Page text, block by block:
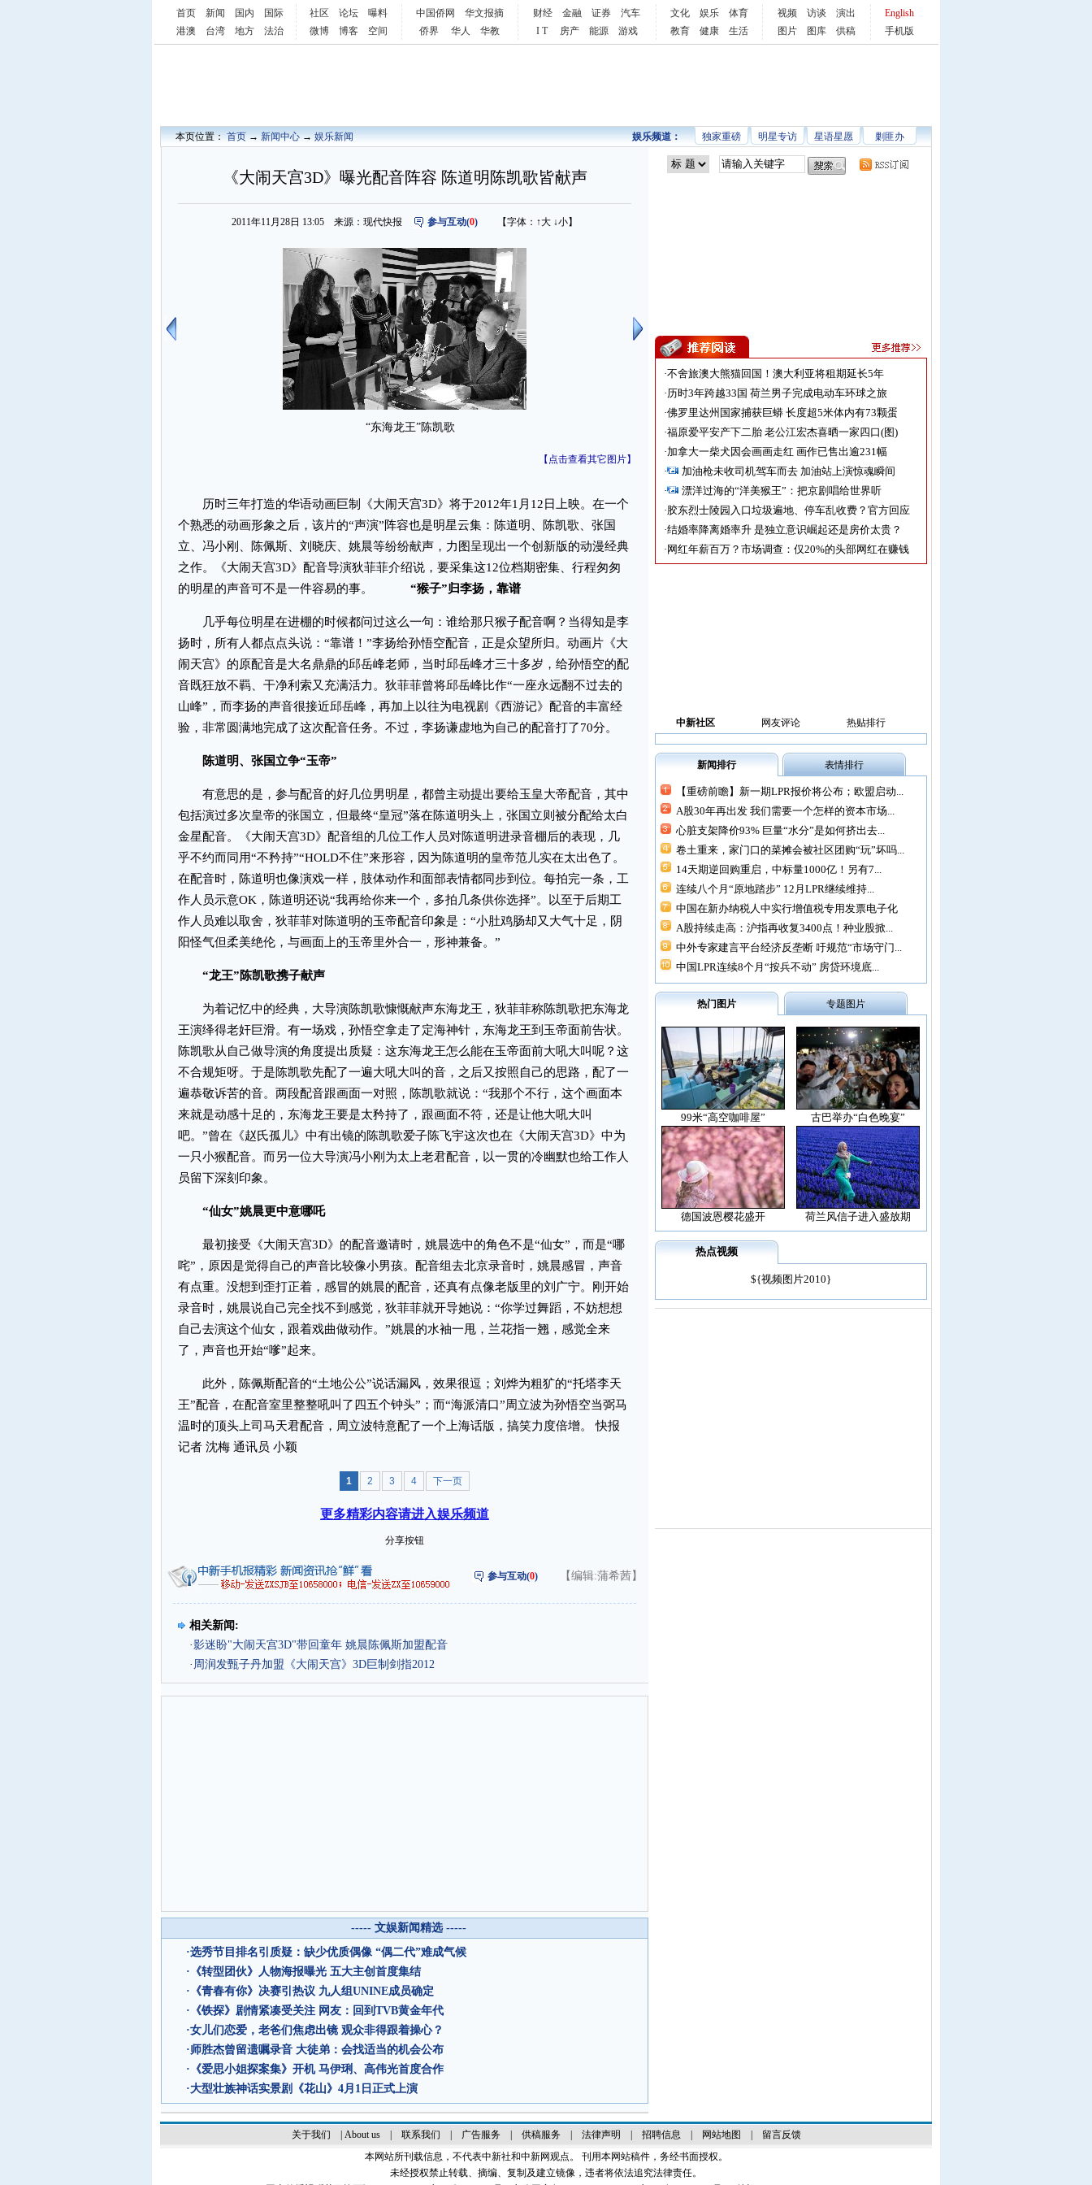
首页 新闻 国内
国际
港澳
台湾 地方 法治
社区 论坛
曝料
微博
博客 空间
中国侨网
华文报摘
侨界
华人 华教
财经 金融 证券
汽车
I T
房产 能源 游戏
文化 娱乐
体育
教育
健康 生活
视频 访谈
演出
图片
图库 供稿
English
手机版
本页位置：首页→新闻中心→娱乐新闻 剿匪办
星语星愿
明星专访
独家重磅
娱乐频道：
《大闹天宫3D》曝光配音阵容 陈道明陈凯歌皆献声
2011年11月28日 13:05 来源：现代快报 参与互动(0) 【字体： ↑大 ↓小】
“东海龙王”陈凯歌
【点击查看其它图片】
历时三年打造的华语动画巨制《大闹天宫3D》将于2012年1月12日上映。在一个
个熟悉的动画形象之后，该片的“声演”阵容也是明星云集：陈道明、陈凯歌、张国
立、冯小刚、陈佩斯、刘晓庆、姚晨等纷纷献声，力图呈现出一个创新版的动漫经典
之作。《大闹天宫3D》配音导演狄菲菲介绍说，要采集这12位档期密集、行程匆匆
的明星的声音可不是一件容易的事。
“猴子”归李扬，靠谱
几乎每位明星在进棚的时候都问过这么一句：谁给那只猴子配音啊？当得知是李
扬时，所有人都点点头说：“靠谱！”李扬给孙悟空配音，正是众望所归。动画片《大
闹天宫》的原配音是大名鼎鼎的邱岳峰老师，当时邱岳峰才三十多岁，给孙悟空的配
音既狂放不羁、干净利索又充满活力。狄菲菲曾将邱岳峰比作“一座永远翻不过去的
山峰”，而李扬的声音很接近邱岳峰，再加上以往为电视剧《西游记》配音的丰富经
验，非常圆满地完成了这次配音任务。不过，李扬谦虚地为自己的配音打了70分。
陈道明、张国立争“玉帝”
有意思的是，参与配音的好几位男明星，都曾主动提出要给玉皇大帝配音，其中
包括演过多次皇帝的张国立，但最终“皇冠”落在陈道明头上，张国立则被分配给太白
金星配音。《大闹天宫3D》配音组的几位工作人员对陈道明进录音棚后的表现，几
乎不约而同用“不矜持”“HOLD不住”来形容，因为陈道明的皇帝范儿实在太出色了。
在配音时，陈道明也像演戏一样，肢体动作和面部表情都同步到位。每拍完一条，工
作人员示意OK，陈道明还说“我再给你来一个，多拍几条供你选择”。以至于后期工
作人员难以取舍，狄菲菲对陈道明的玉帝配音印象是：“小肚鸡肠却又大气十足，阴
阳怪气但柔美绝伦，与画面上的玉帝里外合一，形神兼备。”
“龙王”陈凯歌携子献声
为着记忆中的经典，大导演陈凯歌慷慨献声东海龙王，狄菲菲称陈凯歌把东海龙
王演绎得老奸巨滑。有一场戏，孙悟空拿走了定海神针，东海龙王到玉帝面前告状。
陈凯歌从自己做导演的角度提出质疑：这东海龙王怎么能在玉帝面前大吼大叫呢？这
不合规矩呀。于是陈凯歌先配了一遍大吼大叫的音，之后又按照自己的思路，配了一
遍恭敬诉苦的音。两段配音跟画面一对照，陈凯歌就说：“我那个不行，这个画面本
来就是动感十足的，东海龙王要是太矜持了，跟画面不符，还是让他大吼大叫
吧。”曾在《赵氏孤儿》中有出镜的陈凯歌爱子陈飞宇这次也在《大闹天宫3D》中为
一只小猴配音。而另一位大导演冯小刚为太上老君配音，以一贯的冷幽默也给工作人
员留下深刻印象。
“仙女”姚晨更中意哪吒
最初接受《大闹天宫3D》的配音邀请时，姚晨选中的角色不是“仙女”，而是“哪
咤”，原因是觉得自己的声音比较像小男孩。配音组去北京录音时，姚晨感冒，声音
有点重。没想到歪打正着，感冒的姚晨的配音，还真有点像老版里的刘广宁。刚开始
录音时，姚晨说自己完全找不到感觉，狄菲菲就开导她说：“你学过舞蹈，不妨想想
自己去演这个仙女，跟着戏曲做动作。”姚晨的水袖一甩，兰花指一翘，感觉全来
了，声音也开始“嗲”起来。
此外，陈佩斯配音的“土地公公”说话漏风，效果很逗；刘烨为粗犷的“托塔李天
王”配音，在配音室里整整吼叫了四五个钟头”；而“海派清口”周立波为孙悟空当弼马
温时的顶头上司马天君配音，周立波特意配了一个上海话版，搞笑力度倍增。 快报
记者 沈梅 通讯员 小颖
1 2 3 4 下一页
更多精彩内容请进入娱乐频道
分享按钮
参与互动(0) 【编辑:蒲希茜】
相关新闻:
·影迷盼"大闹天宫3D"带回童年 姚晨陈佩斯加盟配音
· 周润发甄子丹加盟《大闹天宫》3D巨制剑指2012
----- 文娱新闻精选 -----
·选秀节目排名引质疑：缺少优质偶像 “偶二代”难成气候
· 《转型团伙》人物海报曝光 五大主创首度集结
· 《青春有你》决赛引热议 九人组UNINE成员确定
· 《铁探》剧情紧凑受关注 网友：回到TVB黄金年代
·女儿们恋爱，老爸们焦虑出镜 观众非得跟着操心？
·师胜杰曾留遗嘱录音 大徒弟：会找适当的机会公布
· 《爱思小姐探案集》开机 马伊琍、高伟光首度合作
·大型壮族神话实景剧《花山》4月1日正式上演
·不舍旅澳大熊猫回国！澳大利亚将租期延长5年
·历时3年跨越33国 荷兰男子完成电动车环球之旅
·佛罗里达州国家捕获巨蟒 长度超5米体内有73颗蛋
·福原爱平安产下二胎 老公江宏杰喜晒一家四口(图)
·加拿大一柴犬因会画画走红 画作已售出逾231幅
·
加油枪未收司机驾车而去 加油站上演惊魂瞬间
·
漂洋过海的“洋美猴王”：把京剧唱给世界听
·胶东烈士陵园入口垃圾遍地、停车乱收费？官方回应
·结婚率降离婚率升 是独立意识崛起还是房价太贵？
· 网红年薪百万？市场调查：仅20%的头部网红在赚钱
中新社区 网友评论 热贴排行
新闻排行 表情排行
【重磅前瞻】新一期LPR报价将公布；欧盟启动...
A股30年再出发 我们需要一个怎样的资本市场...
心脏支架降价93% 巨量“水分”是如何挤出去...
卷土重来，家门口的菜摊会被社区团购“玩”坏吗...
14天期逆回购重启，中标量1000亿！另有7...
连续八个月“原地踏步” 12月LPR继续维持...
中国在新办纳税人中实行增值税专用发票电子化
A股持续走高：沪指再收复3400点！种业股掀...
中外专家建言平台经济反垄断 吁规范“市场守门...
中国LPR连续8个月“按兵不动” 房贷环境底...
热门图片 专题图片
99米“高空咖啡屋” 古巴举办“白色晚宴”
德国波恩樱花盛开 荷兰风信子进入盛放期
热点视频
${视频图片2010}
关于我们 About us| 联系我们 广告服务| 供稿服务| 法律声明 招聘信息 网站地图
留言反馈
本网站所刊载信息，不代表中新社和中新网观点。 刊用本网站稿件，务经书面授权。
未经授权禁止转载、摘编、复制及建立镜像，违者将依法追究法律责任。